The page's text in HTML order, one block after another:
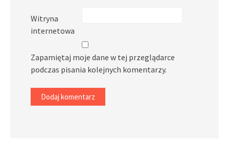
Witryna
internetowa
Zapamiętaj moje dane w tej przeglądarce
podczas pisania kolejnych komentarzy.